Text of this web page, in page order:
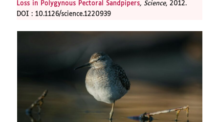
Loss in Polygynous Pectoral Sandpipers, Science, 2012.
DOI : 10.1126/science.1220939